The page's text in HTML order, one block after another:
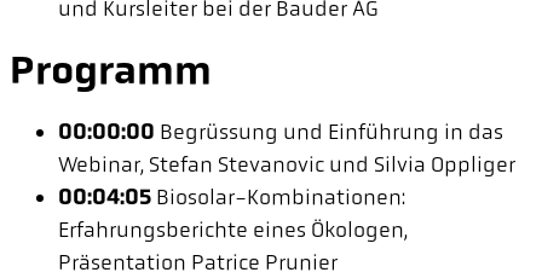
und Kursleiter bei der Bauder AG
Programm
00:00:00 Begrüssung und Einführung in das
Webinar, Stefan Stevanovic und Silvia Oppliger
00:04:05 Biosolar-Kombinationen:
Erfahrungsberichte eines Ökologen,
Präsentation Patrice Prunier